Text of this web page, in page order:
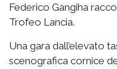
Federico Gangiha
Trofeo Lancia.
Una gara dall’elevato
scenografica cornice